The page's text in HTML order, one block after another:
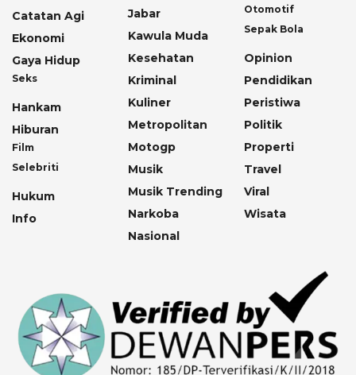
Catatan Agi
Ekonomi
Gaya Hidup
Seks
Hankam
Hiburan
Film
Selebriti
Hukum
Info
Jabar
Kawula Muda
Kesehatan
Kriminal
Kuliner
Metropolitan
Motogp
Musik
Musik Trending
Narkoba
Nasional
Otomotif
Sepak Bola
Opinion
Pendidikan
Peristiwa
Politik
Properti
Travel
Viral
Wisata